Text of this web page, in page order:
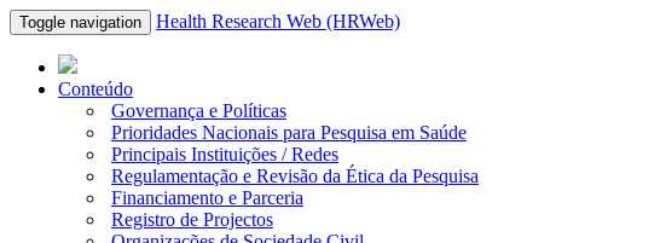
Toggle navigation Health Research Web (HRWeb)
Conteúdo
Governança e Políticas
Prioridades Nacionais para Pesquisa em Saúde
Principais Instituições / Redes
Regulamentação e Revisão da Ética da Pesquisa
Financiamento e Parceria
Registro de Projectos